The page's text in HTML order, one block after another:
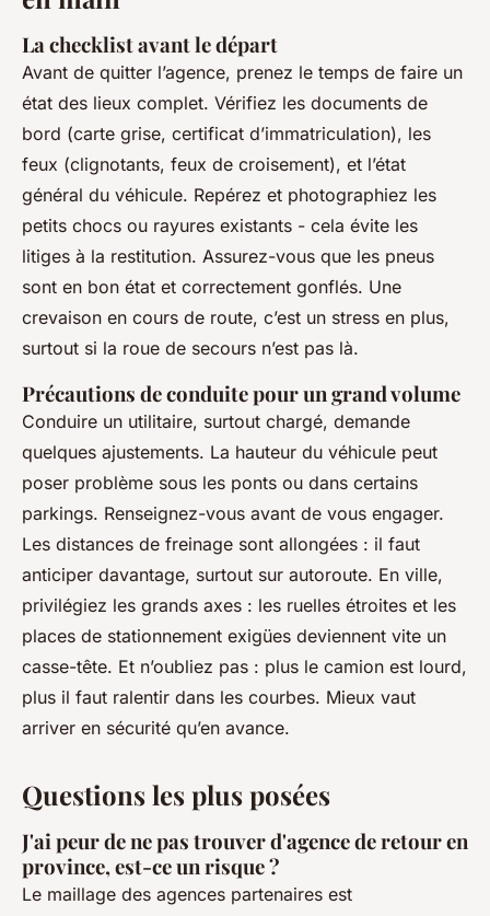
La checklist avant le départ
Avant de quitter l’agence, prenez le temps de faire un
état des lieux complet. Vérifiez les documents de
bord (carte grise, certificat d’immatriculation), les
feux (clignotants, feux de croisement), et l’état
général du véhicule. Repérez et photographiez les
petits chocs ou rayures existants - cela évite les
litiges à la restitution. Assurez-vous que les pneus
sont en bon état et correctement gonflés. Une
crevaison en cours de route, c’est un stress en plus,
surtout si la roue de secours n’est pas là.
Précautions de conduite pour un grand volume
Conduire un utilitaire, surtout chargé, demande
quelques ajustements. La hauteur du véhicule peut
poser problème sous les ponts ou dans certains
parkings. Renseignez-vous avant de vous engager.
Les distances de freinage sont allongées : il faut
anticiper davantage, surtout sur autoroute. En ville,
privilégiez les grands axes : les ruelles étroites et les
places de stationnement exigües deviennent vite un
casse-tête. Et n’oubliez pas : plus le camion est lourd,
plus il faut ralentir dans les courbes. Mieux vaut
arriver en sécurité qu’en avance.
Questions les plus posées
J'ai peur de ne pas trouver d'agence de retour en
province, est-ce un risque ?
Le maillage des agences partenaires est